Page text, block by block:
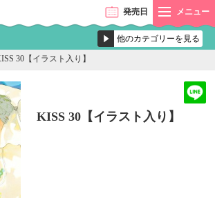
発売日 メニュー
30【イラスト入り】
KISS 30【イラスト入り】